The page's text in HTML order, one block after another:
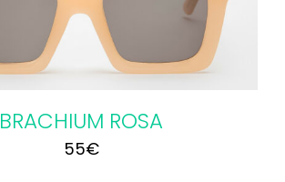
49€.
BRACHIUM ROSA
55€